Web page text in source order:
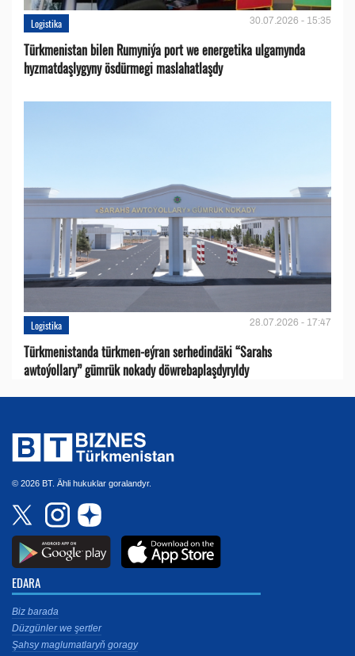
Logistika 30.07.2026 - 15:35
Türkmenistan bilen Rumyniýa port we energetika ulgamynda
hyzmatdaşlygyny ösdürmegi maslahatlaşdy
Logistika 28.07.2026 - 17:47
Türkmenistanda türkmen-eýran serhedindäki “Sarahs
awtoýollary” gümrük nokady döwrebaplaşdyryldy
© 2026 BT. Ähli hukuklar goralandyr.
EDARA
Biz barada
Düzgünler we şertler
Şahsy maglumatlaryň goragy